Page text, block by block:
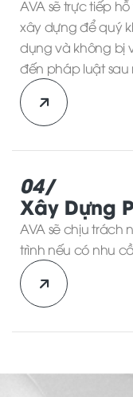
AVA sẽ trực tiếp
xây dựng để quý
dụng và không bị
đến pháp luật sau
04/
Xây Dựng
AVA sẽ chịu trách
trình nếu có nhu